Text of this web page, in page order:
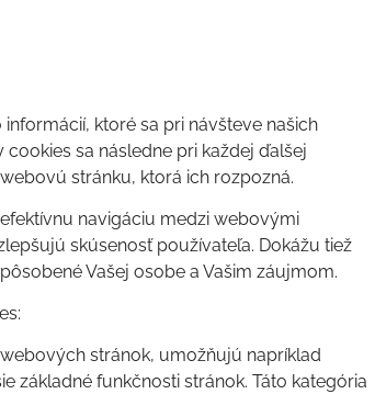
ktoré sa pri návšteve našich
sa následne pri každej ďalšej
stránku, ktorá ich rozpozná.
navigáciu medzi webovými
skúsenosť používateľa. Dokážu tiež
Vašej osobe a Vašim záujmom.
stránok, umožňujú napríklad
základné funkčnosti stránok. Táto kategória